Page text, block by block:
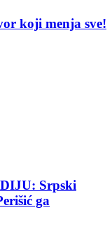
koji menja sve!
Srpski
ga